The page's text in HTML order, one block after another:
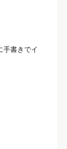
手書きでイ